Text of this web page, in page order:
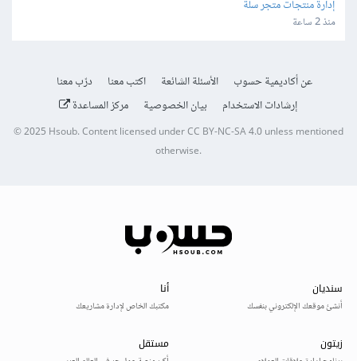
إدارة منتجات متجر سلة
منذ 2 ساعة
عن أكاديمية حسوب الأسئلة الشائعة اكتب معنا
درّب معنا
إرشادات الاستخدام
بيان الخصوصية مركز المساعدة
© 2025 Hsoub.Content licensed underCC BY-NC-SA 4.0unless mentioned
otherwise.